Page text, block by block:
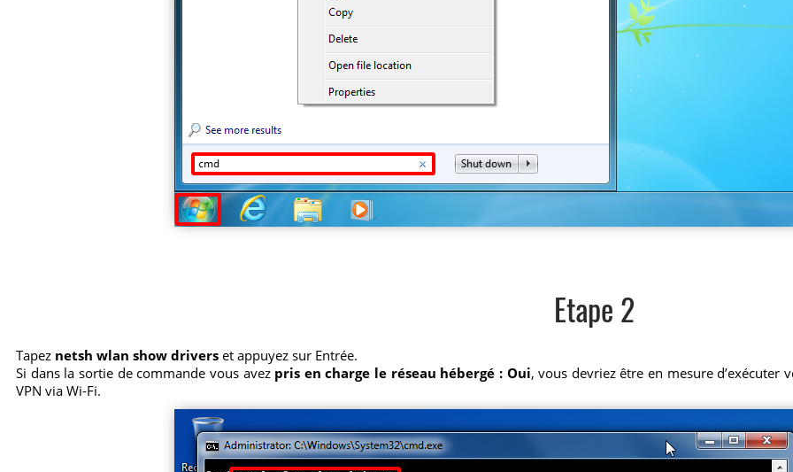
Etape 2
Tapez netsh wlan show drivers et appuyez sur Entrée.
Si dans la sortie de commande vous avez pris en charge le réseau hébergé : Oui, vous devriez être en mesure d’exécuter
VPN via Wi-Fi.